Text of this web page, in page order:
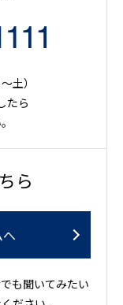
土）
たら
ら
も聞いてみたい